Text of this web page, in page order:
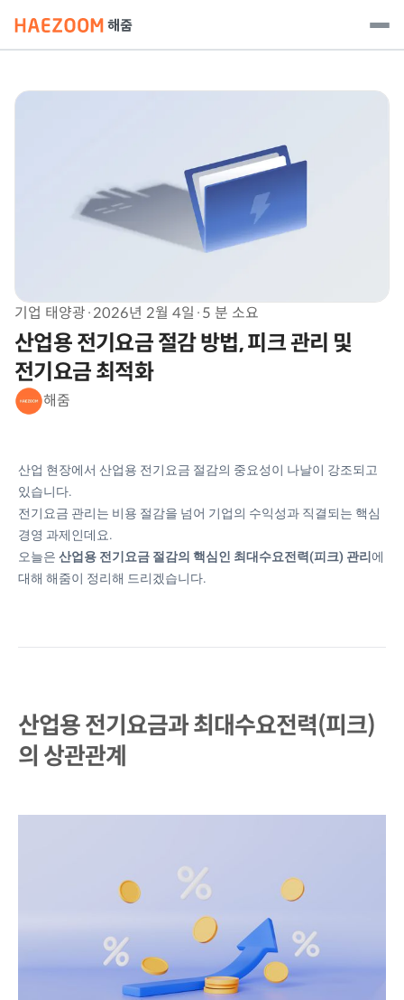
기업 태양광·2026년 2월 4일 ·5 분 소요
산업용 전기요금 절감 방법, 피크 관리 및
전기요금 최적화
해줌
산업 현장에서 산업용 전기요금 절감의 중요성이 나날이 강조되고
있습니다.
전기요금 관리는 비용 절감을 넘어 기업의 수익성과 직결되는 핵심
경영 과제인데요.
오늘은 산업용 전기요금 절감의 핵심인 최대수요전력(피크) 관리 에
대해 해줌이 정리해 드리겠습니다.
산업용 전기요금과 최대수요전력(피크)
의 상관관계